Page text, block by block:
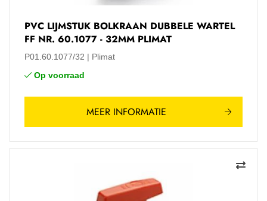
PVC LIJMSTUK BOLKRAAN DUBBELE WARTEL
FF NR. 60.1077 - 32MM PLIMAT
P01.60.1077/32
Plimat
Op voorraad
MEER INFORMATIE